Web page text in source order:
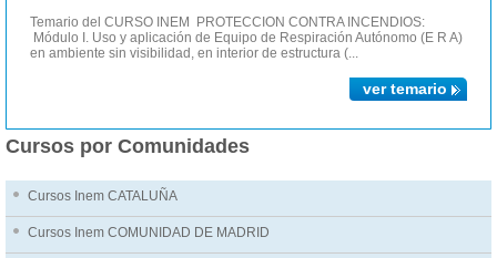
Temario del CURSO INEM PROTECCION CONTRA INCENDIOS:
Módulo I. Uso y aplicación de Equipo de Respiración Autónomo (E R A)
en ambiente sin visibilidad, en interior de estructura (...
ver temario
Cursos por Comunidades
Cursos Inem CATALUÑA
Cursos Inem COMUNIDAD DE MADRID